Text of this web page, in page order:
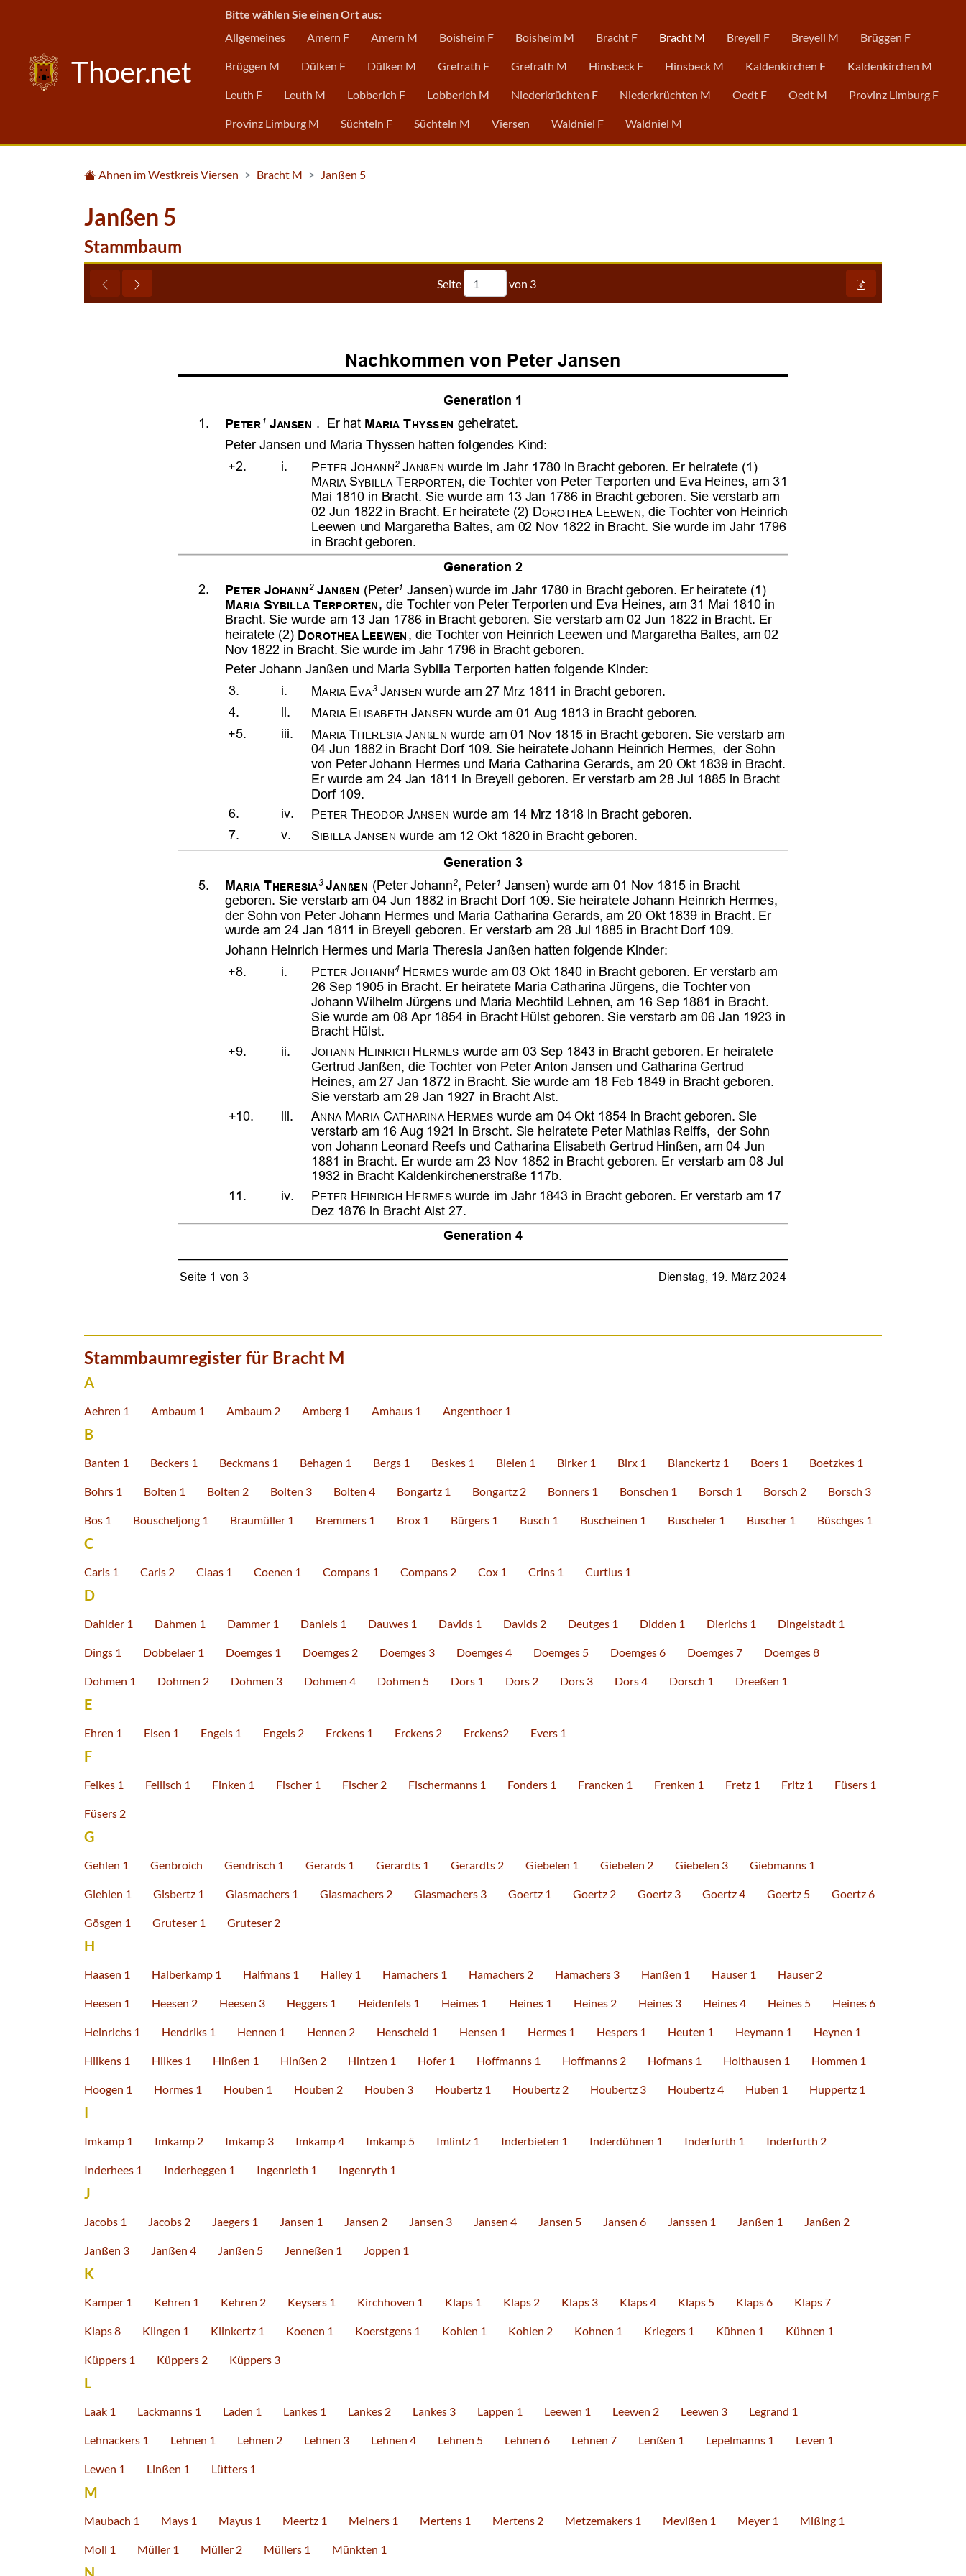
Thoer.net
Bitte wählen Sie einen Ort aus:
Allgemeines
Amern F Amern M Boisheim F Boisheim M Bracht F Bracht M Breyell F Breyell M Brüggen F
Brüggen M Dülken F Dülken M Grefrath F Grefrath M Hinsbeck F Hinsbeck M Kaldenkirchen F Kaldenkirchen M
Leuth F Leuth M Lobberich F Lobberich M Niederkrüchten F Niederkrüchten M Oedt F Oedt M Provinz Limburg F
Provinz Limburg M Süchteln F Süchteln M Viersen Waldniel F Waldniel M
Ahnen im Westkreis Viersen Bracht M Janßen 5
Janßen 5
Stammbaum
Seite von 3



          


      
     


    





       


     

      


       
       
       




       
     

        





      






      



        





      





Stammbaumregister für Bracht M
A
Aehren 1 Ambaum 1 Ambaum 2 Amberg 1 Amhaus 1 Angenthoer 1
B
Banten 1 Beckers 1 Beckmans 1 Behagen 1 Bergs 1 Beskes 1 Bielen 1 Birker 1 Birx 1 Blanckertz 1 Boers 1 Boetzkes 1
Bohrs 1 Bolten 1 Bolten 2 Bolten 3 Bolten 4 Bongartz 1 Bongartz 2 Bonners 1 Bonschen 1 Borsch 1 Borsch 2 Borsch 3
Bos 1 Bouscheljong 1 Braumüller 1 Bremmers 1 Brox 1 Bürgers 1 Busch 1 Buscheinen 1 Buscheler 1 Buscher 1 Büschges 1
C
Caris 1 Caris 2 Claas 1 Coenen 1 Compans 1 Compans 2 Cox 1 Crins 1 Curtius 1
D
Dahlder 1 Dahmen 1 Dammer 1 Daniels 1 Dauwes 1 Davids 1 Davids 2 Deutges 1 Didden 1 Dierichs 1 Dingelstadt 1
Dings 1 Dobbelaer 1 Doemges 1 Doemges 2 Doemges 3 Doemges 4 Doemges 5 Doemges 6 Doemges 7 Doemges 8
Dohmen 1 Dohmen 2 Dohmen 3 Dohmen 4 Dohmen 5 Dors 1 Dors 2 Dors 3 Dors 4 Dorsch 1 Dreeßen 1
E
Ehren 1 Elsen 1 Engels 1 Engels 2 Erckens 1 Erckens 2 Erckens2 Evers 1
F
Feikes 1 Fellisch 1 Finken 1 Fischer 1 Fischer 2 Fischermanns 1 Fonders 1 Francken 1 Frenken 1 Fretz 1 Fritz 1 Füsers 1
Füsers 2
G
Gehlen 1 Genbroich Gendrisch 1 Gerards 1 Gerardts 1 Gerardts 2 Giebelen 1 Giebelen 2 Giebelen 3 Giebmanns 1
Giehlen 1 Gisbertz 1 Glasmachers 1 Glasmachers 2 Glasmachers 3 Goertz 1 Goertz 2 Goertz 3 Goertz 4 Goertz 5 Goertz 6
Gösgen 1 Gruteser 1 Gruteser 2
H
Haasen 1 Halberkamp 1 Halfmans 1 Halley 1 Hamachers 1 Hamachers 2 Hamachers 3 Hanßen 1 Hauser 1 Hauser 2
Heesen 1 Heesen 2 Heesen 3 Heggers 1 Heidenfels 1 Heimes 1 Heines 1 Heines 2 Heines 3 Heines 4 Heines 5 Heines 6
Heinrichs 1 Hendriks 1 Hennen 1 Hennen 2 Henscheid 1 Hensen 1 Hermes 1 Hespers 1 Heuten 1 Heymann 1 Heynen 1
Hilkens 1 Hilkes 1 Hinßen 1 Hinßen 2 Hintzen 1 Hofer 1 Hoffmanns 1 Hoffmanns 2 Hofmans 1 Holthausen 1 Hommen 1
Hoogen 1 Hormes 1 Houben 1 Houben 2 Houben 3 Houbertz 1 Houbertz 2 Houbertz 3 Houbertz 4 Huben 1 Huppertz 1
I
Imkamp 1 Imkamp 2 Imkamp 3 Imkamp 4 Imkamp 5 Imlintz 1 Inderbieten 1 Inderdühnen 1 Inderfurth 1 Inderfurth 2
Inderhees 1 Inderheggen 1 Ingenrieth 1 Ingenryth 1
J
Jacobs 1 Jacobs 2 Jaegers 1 Jansen 1 Jansen 2 Jansen 3 Jansen 4 Jansen 5 Jansen 6 Janssen 1 Janßen 1 Janßen 2
Janßen 3 Janßen 4 Janßen 5 Jenneßen 1 Joppen 1
K
Kamper 1 Kehren 1 Kehren 2 Keysers 1 Kirchhoven 1 Klaps 1 Klaps 2 Klaps 3 Klaps 4 Klaps 5 Klaps 6 Klaps 7
Klaps 8 Klingen 1 Klinkertz 1 Koenen 1 Koerstgens 1 Kohlen 1 Kohlen 2 Kohnen 1 Kriegers 1 Kühnen 1 Kühnen 1
Küppers 1 Küppers 2 Küppers 3
L
Laak 1 Lackmanns 1 Laden 1 Lankes 1 Lankes 2 Lankes 3 Lappen 1 Leewen 1 Leewen 2 Leewen 3 Legrand 1
Lehnackers 1 Lehnen 1 Lehnen 2 Lehnen 3 Lehnen 4 Lehnen 5 Lehnen 6 Lehnen 7 Lenßen 1 Lepelmanns 1 Leven 1
Lewen 1 Linßen 1 Lütters 1
M
Maubach 1 Mays 1 Mayus 1 Meertz 1 Meiners 1 Mertens 1 Mertens 2 Metzemakers 1 Mevißen 1 Meyer 1 Mißing 1
Moll 1 Müller 1 Müller 2 Müllers 1 Münkten 1